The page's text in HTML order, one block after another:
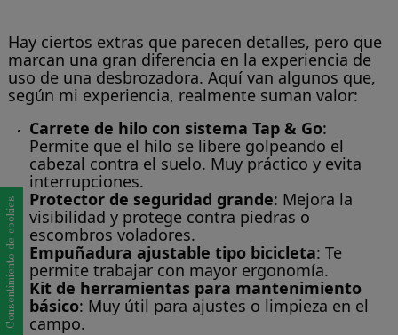
Hay ciertos extras que parecen detalles, pero que
marcan una gran diferencia en la experiencia de
uso de una desbrozadora. Aquí van algunos que,
según mi experiencia, realmente suman valor:
Carrete de hilo con sistema Tap & Go:
Permite que el hilo se libere golpeando el
cabezal contra el suelo. Muy práctico y evita
interrupciones.
Protector de seguridad grande: Mejora la
visibilidad y protege contra piedras o
escombros voladores.
Empuñadura ajustable tipo bicicleta: Te
permite trabajar con mayor ergonomía.
Kit de herramientas para mantenimiento
básico: Muy útil para ajustes o limpieza en el
campo.
Consentimiento de cookies